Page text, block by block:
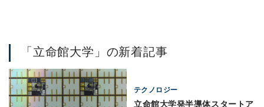
「立命館大学」の新着記事
テクノロジー
立命館大学発半導体スタートア